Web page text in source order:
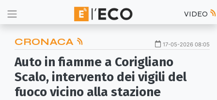
VIDEO
CRONACA 17-05-2026 08:05
Auto in fiamme a Corigliano
Scalo, intervento dei vigili del
fuoco vicino alla stazione